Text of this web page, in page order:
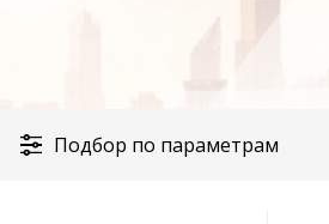
Подбор по параметрам